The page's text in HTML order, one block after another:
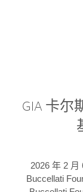
GIA 卡
2026 年 2
Buccellati